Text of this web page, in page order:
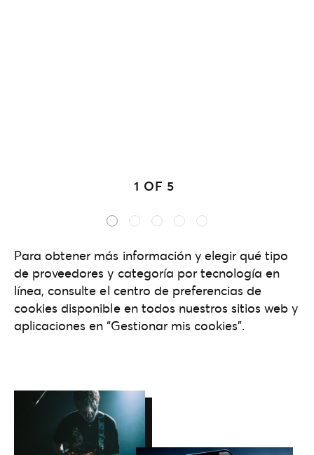
1 OF 5
Para obtener más información y elegir qué tipo
de proveedores y categoría por tecnología en
línea, consulte el centro de preferencias de
cookies disponible en todos nuestros sitios web y
aplicaciones en “Gestionar mis cookies”.